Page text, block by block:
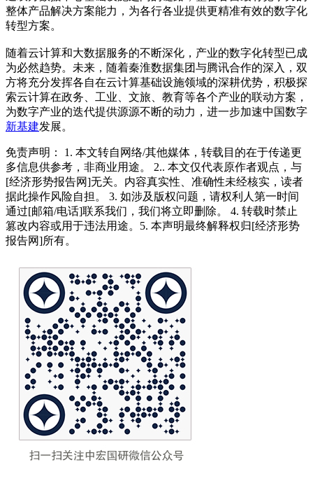
整体产品解决方案能力，为各行各业提供更精准有效的数字化
转型方案。
随着云计算和大数据服务的不断深化，产业的数字化转型已成
为必然趋势。未来，随着秦淮数据集团与腾讯合作的深入，双
方将充分发挥各自在云计算基础设施领域的深耕优势，积极探
索云计算在政务、工业、文旅、教育等各个产业的联动方案，
为数字产业的迭代提供源源不断的动力，进一步加速中国数字
新基建发展。
免责声明： 1. 本文转自网络/其他媒体，转载目的在于传递更
多信息供参考，非商业用途。 2.. 本文仅代表原作者观点，与
[经济形势报告网]无关。内容真实性、准确性未经核实，读者
据此操作风险自担。 3. 如涉及版权问题，请权利人第一时间
通过[邮箱/电话]联系我们，我们将立即删除。 4. 转载时禁止
篡改内容或用于违法用途。5. 本声明最终解释权归[经济形势
报告网]所有。